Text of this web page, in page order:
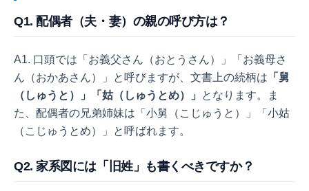
Q1. 配偶者（夫・妻）の親の呼び方は？
A1. 口頭では「お義父さん（おとうさん）」「お義母さ
ん（おかあさん）」と呼びますが、文書上の続柄は 「舅
（しゅうと）」「姑（しゅうとめ）」
となります。ま
た、配偶者の兄弟姉妹は「小舅（こじゅうと）」「小姑
（こじゅうとめ）」と呼ばれます。
Q2. 家系図には「旧姓」も書くべきですか？